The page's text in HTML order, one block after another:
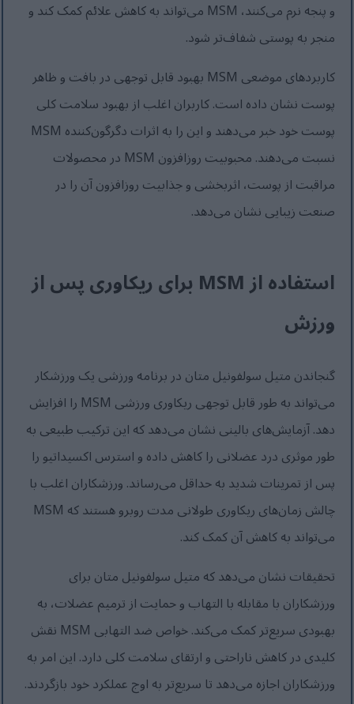
و پنجه نرم می‌کنند، MSM می‌تواند به کاهش علائم کمک کند و
منجر به پوستی شفاف‌تر شود.
کاربردهای موضعی MSM بهبود قابل توجهی در بافت و ظاهر
پوست نشان داده است. کاربران اغلب از بهبود سلامت کلی
پوست خود خبر می‌دهند و این را به اثرات دگرگون‌کننده MSM
نسبت می‌دهند. محبوبیت روزافزون MSM در محصولات
مراقبت از پوست، اثربخشی و جذابیت روزافزون آن را در
صنعت زیبایی نشان می‌دهد.
استفاده از MSM برای ریکاوری پس از
ورزش
گنجاندن متیل سولفونیل متان در برنامه ورزشی یک ورزشکار
می‌تواند به طور قابل توجهی ریکاوری ورزشی MSM را افزایش
دهد. آزمایش‌های بالینی نشان می‌دهد که این ترکیب طبیعی به
طور موثری درد عضلانی را کاهش داده و استرس اکسیداتیو را
پس از تمرینات شدید به حداقل می‌رساند. ورزشکاران اغلب با
چالش زمان‌های ریکاوری طولانی مدت روبرو هستند که MSM
می‌تواند به کاهش آن کمک کند.
تحقیقات نشان می‌دهد که متیل سولفونیل متان برای
ورزشکاران با مقابله با التهاب و حمایت از ترمیم عضلات، به
بهبودی سریع‌تر کمک می‌کند. خواص ضد التهابی MSM نقش
کلیدی در کاهش ناراحتی و ارتقای سلامت کلی دارد. این امر به
ورزشکاران اجازه می‌دهد تا سریع‌تر به اوج عملکرد خود بازگردند.